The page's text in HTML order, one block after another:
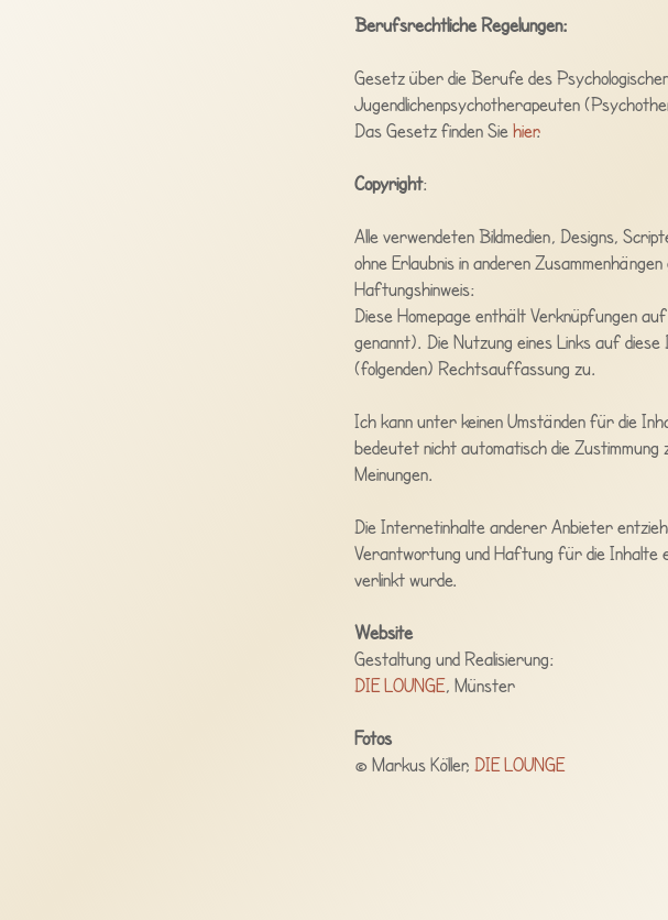
Berufsrechtliche Regelungen:
Gesetz über die Berufe des
Jugendlichenpsychotherapeuten
Das Gesetz finden Siehier.
Copyright:
Alle verwendeten Bildmedien, Designs,
ohne Erlaubnis in anderen
Haftungshinweis:
Diese Homepage enthält Verknüpfungen
genannt). Die Nutzung eines Links auf
(folgenden) Rechtsauffassung zu.
Ich kann unter keinen Umständen für die
bedeutet nicht automatisch die
Meinungen.
Die Internetinhalte anderer Anbieter
Verantwortung und Haftung für die Inhalte
verlinkt wurde.
Website
Gestaltung und Realisierung:
DIE LOUNGE, Münster
Fotos
© Markus Köller, DIE LOUNGE